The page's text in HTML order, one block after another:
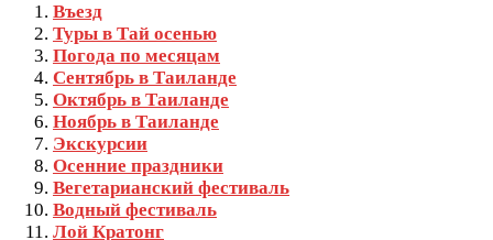
Въезд
Туры в Тай осенью
Погода по месяцам
Сентябрь в Таиланде
Октябрь в Таиланде
Ноябрь в Таиланде
Экскурсии
Осенние праздники
Вегетарианский фестиваль
Водный фестиваль
Лой Кратонг